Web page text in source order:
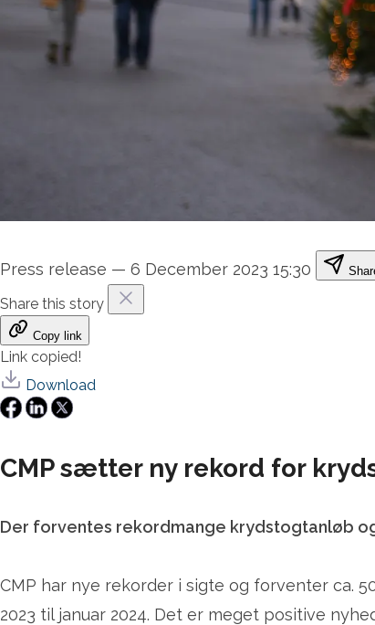
Press release — 6 December 2023 15:30
Share this story
Copy link
Link copied!
Download
CMP sætter ny rekord for
Der forventes rekordmange krydstogtanløb
CMP har nye rekorder i sigte og forventer ca.
2023 til januar 2024. Det er meget positive